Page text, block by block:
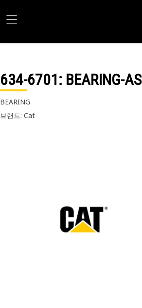
634-6701: BEARING-AS
BEARING
브랜드: Cat